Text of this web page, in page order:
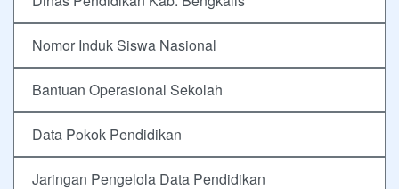
Nomor Induk Siswa Nasional
Bantuan Operasional Sekolah
Data Pokok Pendidikan
Jaringan Pengelola Data Pendidikan